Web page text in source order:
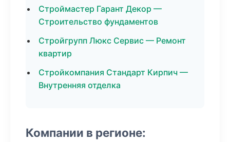
Строймастер Гарант Декор —
Строительство фундаментов
Стройгрупп Люкс Сервис — Ремонт
квартир
Стройкомпания Стандарт Кирпич —
Внутренняя отделка
Компании в регионе: